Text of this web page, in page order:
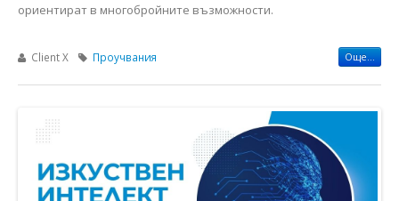
ориентират в многобройните възможности.
Client X Проучвания Още...